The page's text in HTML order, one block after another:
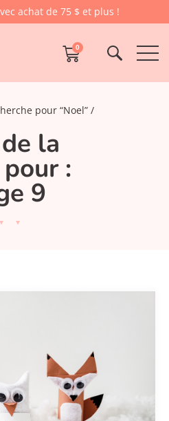
achat de 75 $ et plus !
0
pour “Noel”
la
:
9